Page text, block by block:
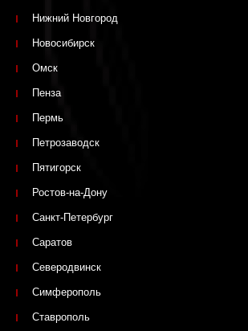
Нижний Новгород
Новосибирск
Омск
Пенза
Пермь
Петрозаводск
Пятигорск
Ростов-на-Дону
Санкт-Петербург
Саратов
Северодвинск
Симферополь
Ставрополь